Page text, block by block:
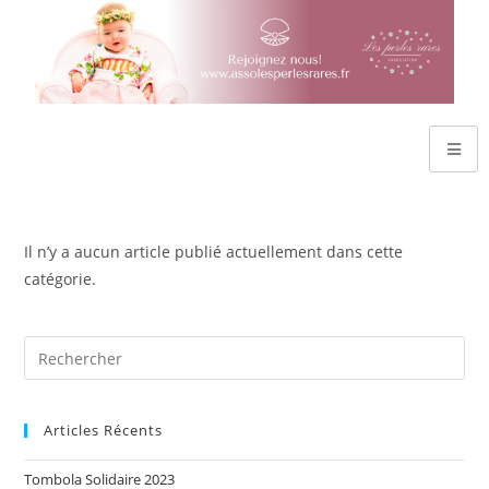
Il n’y a aucun article publié actuellement dans cette
catégorie.
Articles Récents
Tombola Solidaire 2023